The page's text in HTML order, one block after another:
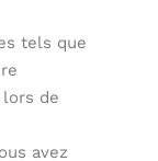
tels que
de
avez